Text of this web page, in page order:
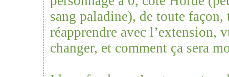
sang paladine), de toute façon,
réapprendre avec l’extension,
changer, et comment ça sera